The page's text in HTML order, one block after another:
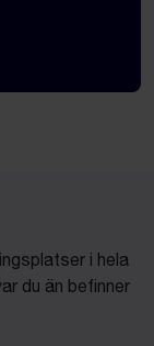
i hela
du än befinner